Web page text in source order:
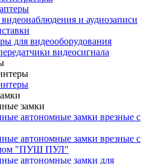
и аудиозаписи
для видеооборудования
видеосигнала
замки
автономные замки врезные с
автономные замки врезные с
"ПУШ ПУЛ"
автономные замки для